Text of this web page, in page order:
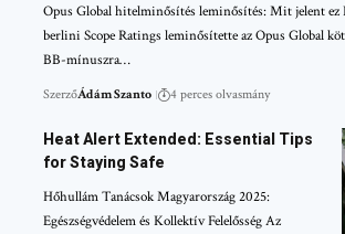
Opus Global hitelminősítés leminősítés: Mit jelent ez
berlini Scope Ratings leminősítette az Opus Global
BB-mínuszra…
SzerzőÁdám Szanto 4 perces olvasmány
Heat Alert Extended: Essential Tips
for Staying Safe
Hőhullám Tanácsok Magyarország 2025:
Egészségvédelem és Kollektív Felelősség Az